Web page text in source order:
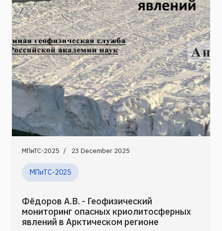
МПиТС-2025 23 December 2025
МПиТС-2025
Фёдоров А.В. - Геофизический
мониторинг опасных криолитосферных
явлений в Арктическом регионе